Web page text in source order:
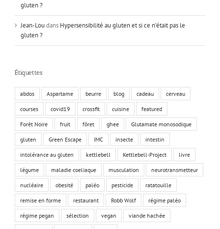
gluten ?
Jean-Lou dans Hypersensibilité au gluten et si ce n’était pas le
gluten ?
Étiquettes
abdos Aspartame beurre blog cadeau cerveau
courses covid19 crossfit cuisine featured
Forêt Noire fruit fôret ghee Glutamate monosodique
gluten Green Escape IMC insecte intestin
intolérance au gluten kettlebell Kettlebell-Project livre
légume maladie coeliaque musculation neurotransmetteur
nucléaire obesité paléo pesticide ratatouille
remise en forme restaurant Robb Wolf régime paléo
régime pegan sélection vegan viande hachée